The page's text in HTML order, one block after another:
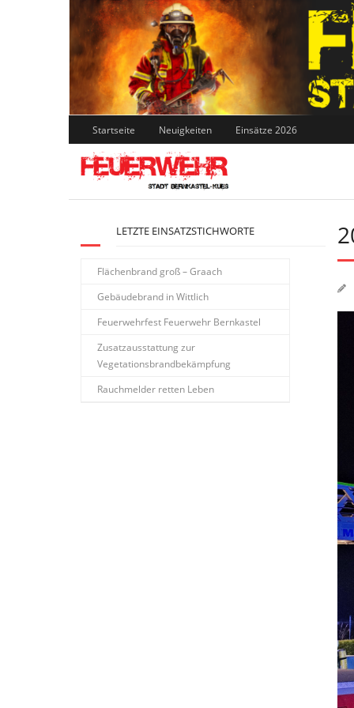
Skip
to
content
Startseite Neuigkeiten Einsätze 2026
LETZTE EINSATZSTICHWORTE
Flächenbrand groß – Graach
Gebäudebrand in Wittlich
Feuerwehrfest Feuerwehr Bernkastel
Zusatzausstattung zur
Vegetationsbrandbekämpfung
Rauchmelder retten Leben